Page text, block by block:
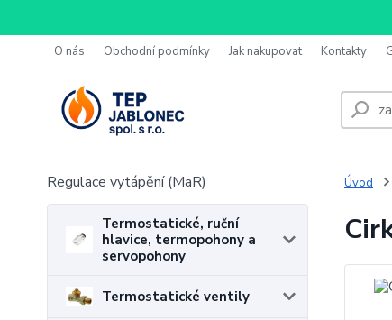
O nás Obchodní podmínky Jak nakupovat Kontakty
Regulace vytápění (MaR)
Termostatické, ruční
hlavice, termopohony a
servopohony
Termostatické ventily
Úvod